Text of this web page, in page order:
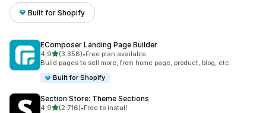
Built for Shopify
EComposer Landing Page Builder
4,95 yıldız üzerinden
(3.358)
toplam 3358 değerlendirme
•Free plan available
Build pages to sell more, from home page, product, blog, etc.
Built for Shopify
Section Store: Theme Sections
4,95 yıldız üzerinden
(2.716)
toplam 2716 değerlendirme
•Free to install